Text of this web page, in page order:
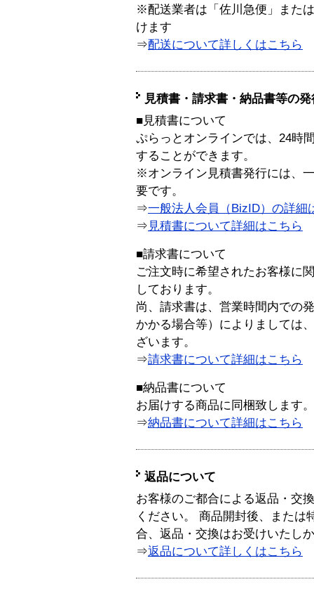
※配送業者は「佐川急便」また
けます
⇒配送について詳しくはこちら
見積書・請求書・納品書等の
■見積書について
ぷらっとオンラインでは、24時
することができます。
※オンライン見積書発行には、
要です。
⇒一般法人会員（BizID）の詳細
⇒ 見積書について詳細はこちら
■請求書について
ご注文時に希望されたお客様に
しております。
尚、請求書は、営業時間内での
かかる場合等）によりましては
ざいます。
⇒請求書について詳細はこちら
■納品書について
お届けする商品に同梱致します。
⇒納品書について詳細はこちら
返品について
お客様のご都合による返品・交
ください。 商品開封後、または
合、返品・交換はお受けいたし
⇒返品について詳しくはこちら